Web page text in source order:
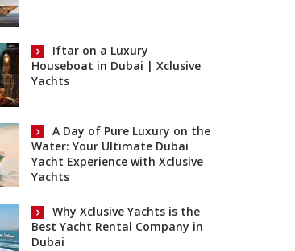
Iftar on a Luxury
Houseboat in Dubai | Xclusive
Yachts
A Day of Pure Luxury on the
Water: Your Ultimate Dubai
Yacht Experience with Xclusive
Yachts
Why Xclusive Yachts is the
Best Yacht Rental Company in
Dubai